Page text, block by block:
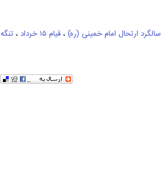
سالگرد ارتحال امام خمینی (ره) ، قیام ۱۵ خرداد ، تنگه